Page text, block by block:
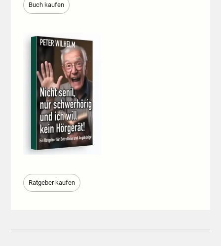
Buch kaufen
Ratgeber kaufen